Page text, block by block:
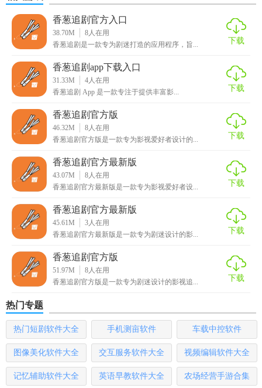
3. 离线下载功能：支持视频离线下载，用户可以在无网络环
境下观看已下载的内容。
香葱追剧官方入口玩法
1. 搜索观看：用户可以通过搜索框输入关键词搜索自己想看
的影视作品，快速找到并观看。
2. 分类筛选：软件内的影视剧资源按照类型明确分类，用户
可以根据自己的喜好进行选择。
3. 收藏与分享：用户可以将自己喜欢的影视作品添加到个人
收藏夹中，随时回顾，并可以与其他观众交流分享观看感
受。
香葱追剧官方入口以其完整的剧情资源、流畅的无广告播
放、清晰的画质以及丰富的影视类型深受用户喜爱。软件操
作简单便捷，用户可以轻松找到自己想看的电视剧或电影资
源。同时，软件还提供了个性化推荐和离线下载等实用功
能，进一步提升了用户的观看体验。总之，香葱追剧官方入
口是一款值得用户下载使用的优秀追剧平台。
香葱追剧官方入口
38.70M 8人在用
香葱追剧是一款专为剧迷打造的应用程序，旨...
下载
香葱追剧app下载入口
31.33M 4人在用
香葱追剧 App 是一款专注于提供丰富影...
下载
香葱追剧官方版
46.32M 8人在用
香葱追剧官方版是一款专为影视爱好者设计的...
下载
香葱追剧官方最新版
43.07M 8人在用
香葱追剧官方最新版是一款专为影视爱好者设...
下载
香葱追剧官方最新版
45.61M 3人在用
香葱追剧官方最新版是一款专为剧迷设计的影...
下载
香葱追剧官方版
51.97M 8人在用
香葱追剧官方版是一款专为剧迷设计的影视追...
下载
热门专题
热门短剧软件大全 手机测亩软件 车载中控软件
图像美化软件大全 交互服务软件大全 视频编辑软件大全
记忆辅助软件大全 英语早教软件大全 农场经营手游合集